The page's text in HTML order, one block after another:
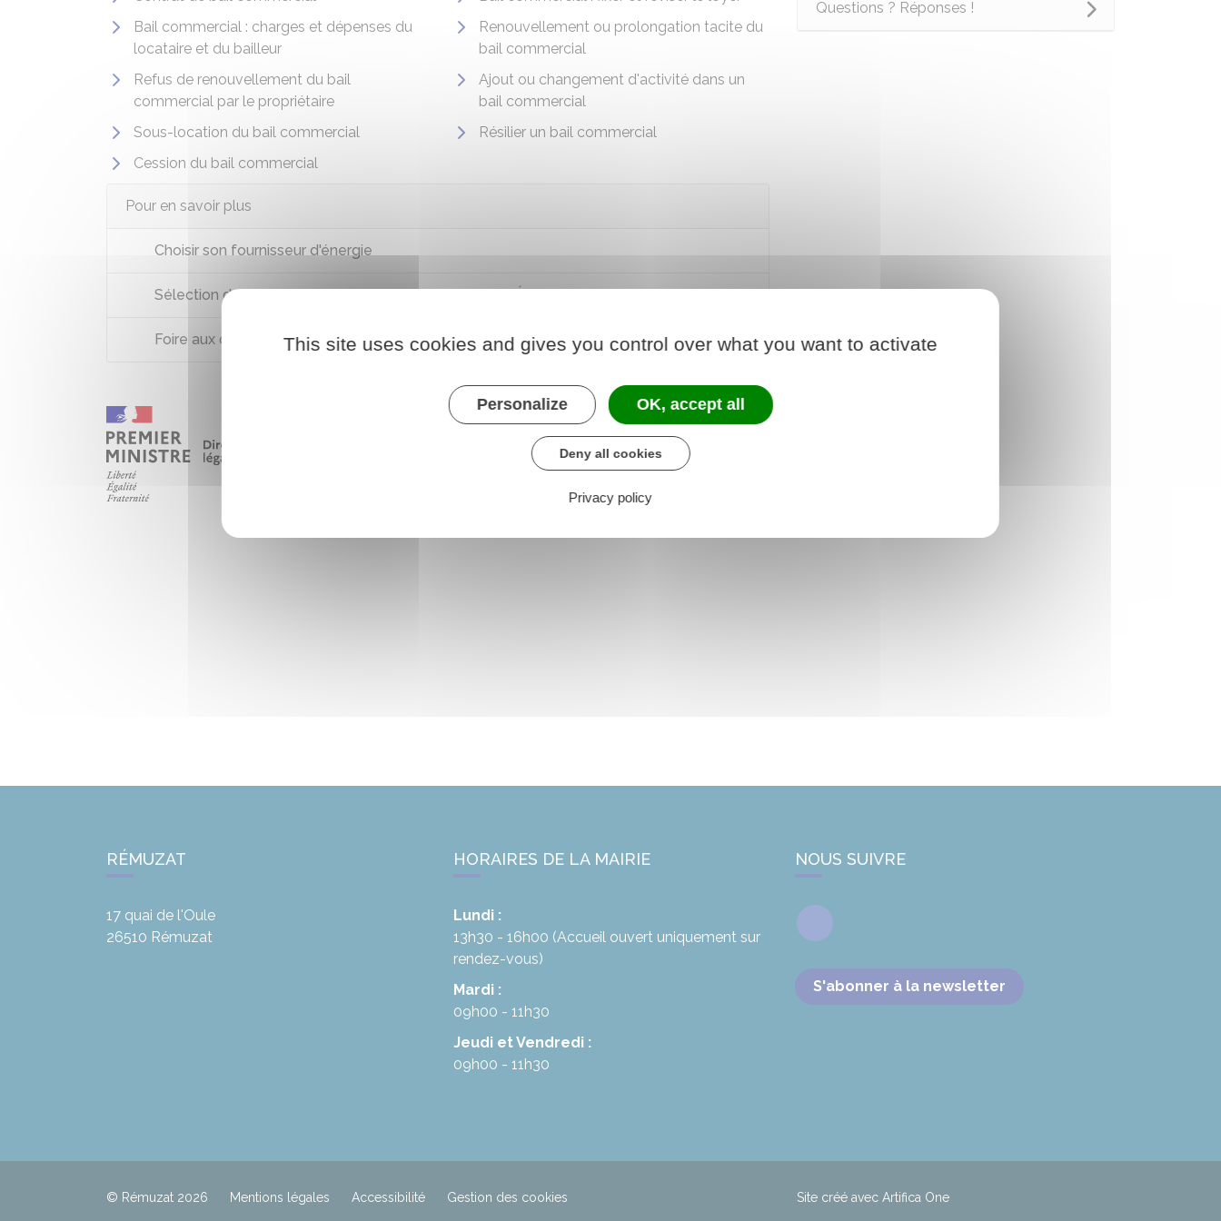
Bail commercial : charges et dépenses du
locataire et du bailleur
Renouvellement ou prolongation tacite du
bail commercial
Refus de renouvellement du bail
commercial par le propriétaire
Ajout ou changement d'activité dans un
bail commercial
Sous-location du bail commercial
Résilier un bail commercial
Cession du bail commercial
Pour en savoir plus
Choisir son fournisseur d'énergie
Sélection des cessions immobilières proposées par l'État
Foire aux questions sur la fourniture d'énergie
Questions ? Réponses !
RÉMUZAT
17 quai de l'Oule
26510 Rémuzat
HORAIRES DE LA MAIRIE
Lundi :
13h30 - 16h00 (Accueil ouvert uniquement sur
rendez-vous)
Mardi :
09h00 - 11h30
Jeudi et Vendredi :
09h00 - 11h30
NOUS SUIVRE
Facebook
S'abonner à la newsletter
© Rémuzat 2026 Mentions légales Accessibilité Gestion des cookies Site créé avec Artifica One
This site uses cookies and gives you control over what you want to activate
Personalize OK, accept all
Deny all cookies
Privacy policy